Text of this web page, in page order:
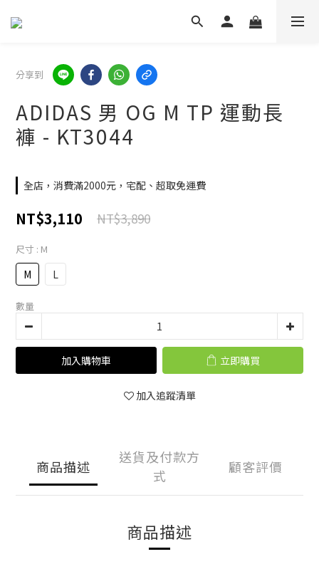
分享到
ADIDAS 男 OG M TP 運動長
褲 - KT3044
全店，消費滿2000元，宅配、超取免運費
NT$3,110 NT$3,890
尺寸 : M
M L
數量
加入購物車 立即購買
加入追蹤清單
商品描述
送貨及付款方
式
顧客評價
商品描述